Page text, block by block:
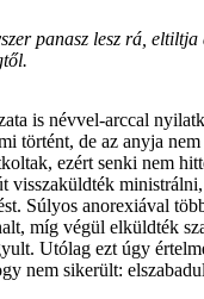
panasz lesz rá,
is névvel-arccal
történt, de az anyja
ezért senki nem
visszaküldték
Súlyos anorexiával
míg végül elküldték
Utólag ezt úgy
nem sikerült: